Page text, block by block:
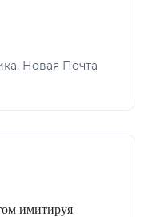
Новая Почта
имитируя